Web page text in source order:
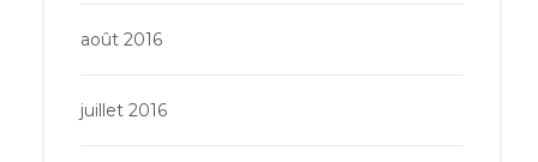
août 2016
juillet 2016